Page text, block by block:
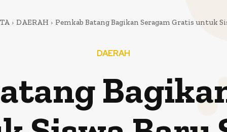
DAERAH Pemkab Batang Bagikan Seragam Gratis untuk
DAERAH